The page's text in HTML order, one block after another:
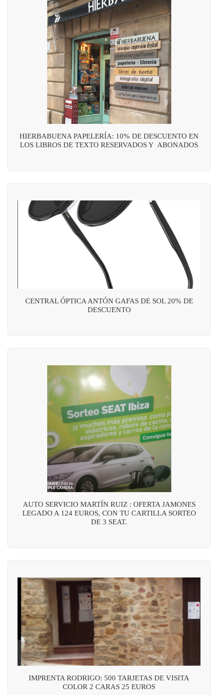
HIERBABUENA PAPELERÍA: 10% DE DESCUENTO EN
LOS LIBROS DE TEXTO RESERVADOS Y ABONADOS
CENTRAL ÓPTICA ANTÓN GAFAS DE SOL 20% DE
DESCUENTO
AUTO SERVICIO MARTÍN RUIZ : OFERTA JAMONES
LEGADO A 124 EUROS, CON TU CARTILLA SORTEO
DE 3 SEAT.
IMPRENTA RODRIGO: 500 TARJETAS DE VISITA
COLOR 2 CARAS 25 EUROS